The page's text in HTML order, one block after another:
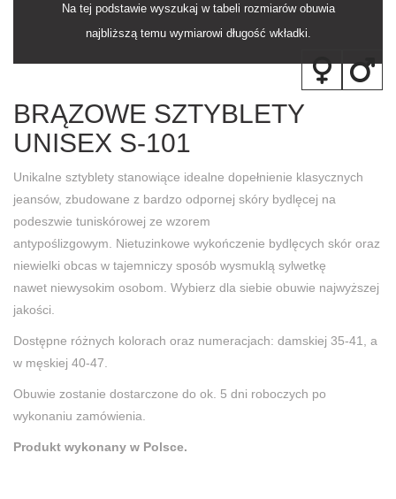
Na tej podstawie wyszukaj w tabeli rozmiarów obuwia
najbliższą temu wymiarowi długość wkładki.
BRĄZOWE SZTYBLETY
UNISEX S-101
Unikalne sztyblety stanowiące idealne dopełnienie klasycznych
jeansów, zbudowane z bardzo odpornej skóry bydlęcej na
podeszwie tuniskórowej ze wzorem
antypoślizgowym. Nietuzinkowe wykończenie bydlęcych skór oraz
niewielki obcas w tajemniczy sposób wysmuklą sylwetkę
nawet niewysokim osobom. Wybierz dla siebie obuwie najwyższej
jakości.
Dostępne różnych kolorach oraz numeracjach: damskiej 35-41, a
w męskiej 40-47.
Obuwie zostanie dostarczone do ok. 5 dni roboczych po
wykonaniu zamówienia.
Produkt wykonany w Polsce.